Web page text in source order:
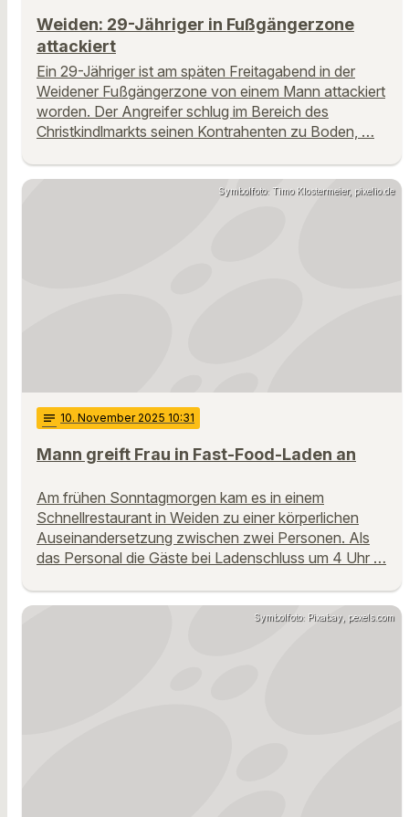
Weiden: 29-Jähriger in Fußgängerzone
attackiert
Ein 29-Jähriger ist am späten Freitagabend in der
Weidener Fußgängerzone von einem Mann attackiert
worden. Der Angreifer schlug im Bereich des
Christkindlmarkts seinen Kontrahenten zu Boden, …
Symbolfoto: Timo Klostermeier, pixelio.de
notes 10. November 2025 10:31
Mann greift Frau in Fast-Food-Laden an
Am frühen Sonntagmorgen kam es in einem
Schnellrestaurant in Weiden zu einer körperlichen
Auseinandersetzung zwischen zwei Personen. Als
das Personal die Gäste bei Ladenschluss um 4 Uhr …
Symbolfoto: Pixabay, pexels.com